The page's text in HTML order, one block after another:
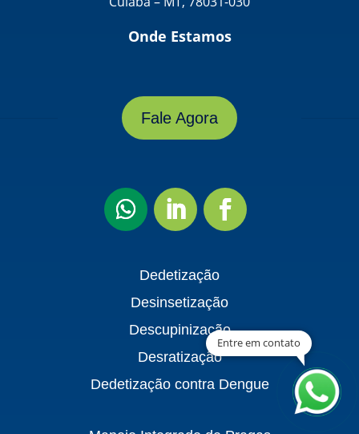
Onde Estamos
Fale Agora
Dedetização
Desinsetização
Descupinização
Desratização
Dedetização contra Dengue
Entre em contato